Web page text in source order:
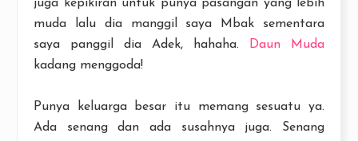
juga kepikiran untuk punya pasangan yang lebih
muda lalu dia manggil saya Mbak sementara
saya panggil dia Adek, hahaha.
Daun Muda
kadang menggoda!
Punya keluarga besar itu memang sesuatu ya.
Ada senang dan ada susahnya juga. Senang